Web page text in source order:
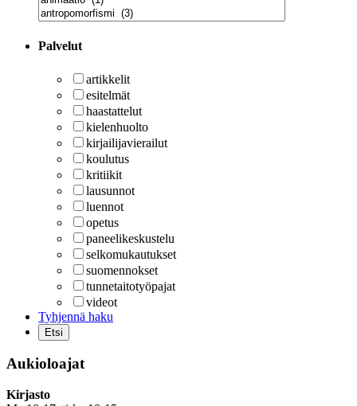
Palvelut
artikkelit
esitelmät
haastattelut
kielenhuolto
kirjailijavierailut
koulutus
kritiikit
lausunnot
luennot
opetus
paneelikeskustelu
selkomukautukset
suomennokset
tunnetaitotyöpajat
videot
Tyhjennä haku
Aukioloajat
Kirjasto